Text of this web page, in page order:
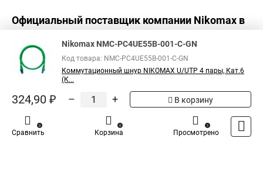
Официальный поставщик компании Nikomax в
Nikomax NMC-PC4UE55B-001-C-GN
Код товара: NMC-PC4UE55B-001-C-GN
Коммутационный шнур NIKOMAX U/UTP 4 пары, Кат.6
(К...
324,90 ₽ – + В корзину
Сравнить
0
Корзина
0
Просмотрено
1